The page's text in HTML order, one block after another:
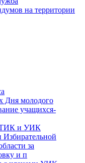
на территории
Дня молодого
учащихся-
ТИК и УИК
за
и п